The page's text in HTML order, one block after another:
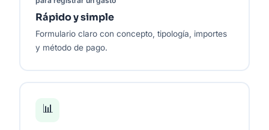
Rápido y simple
Formulario claro con concepto, tipología, importes
y método de pago.
📊